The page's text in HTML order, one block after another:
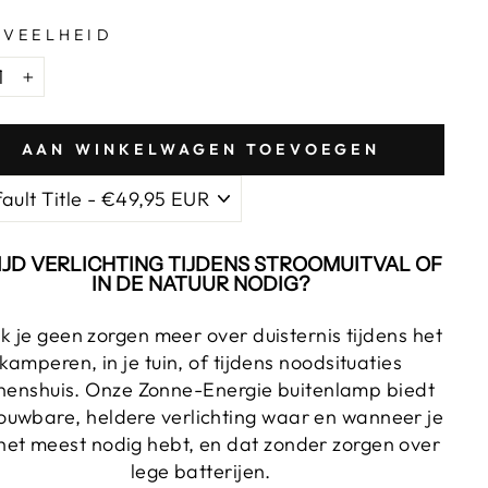
+
AAN WINKELWAGEN TOEVOEGEN
VERLICHTING TIJDENS STROOMUITVAL OF
IN DE NATUUR NODIG?
je geen zorgen meer over duisternis tijdens het
kamperen, in je tuin, of tijdens noodsituaties
Onze Zonne-Energie buitenlamp biedt
heldere verlichting waar en wanneer je
meest nodig hebt, en dat zonder zorgen over
lege batterijen.